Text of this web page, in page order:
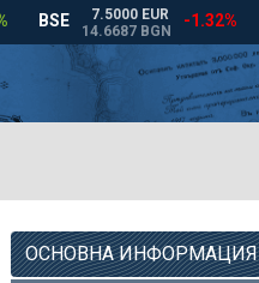
ОСНОВНА ИНФОРМАЦИЯ